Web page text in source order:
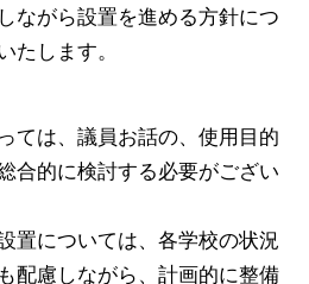
ながら設置を進める方針につ
たします。
ては、議員お話の、使用目的
合的に検討する必要がござい
置については、各学校の状況
配慮しながら、計画的に整備